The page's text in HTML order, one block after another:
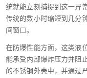
统就能立刻捕捉到这一异
传统的数小时缩短到几分
间窗口。
在防爆性能方面，这类液
能承受内部爆炸压力并阻
的不锈钢外壳中，并通过